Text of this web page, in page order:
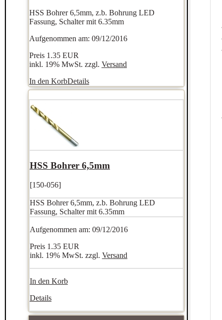
HSS Bohrer 6,5mm, z.b. Bohrung LED
Fassung, Schalter mit 6.35mm
Aufgenommen am: 09/12/2016
Preis 1.35 EUR
inkl. 19% MwSt. zzgl. Versand
In den KorbDetails
HSS Bohrer 6,5mm
[150-056]
HSS Bohrer 6,5mm, z.b. Bohrung LED
Fassung, Schalter mit 6.35mm
Aufgenommen am: 09/12/2016
Preis 1.35 EUR
inkl. 19% MwSt. zzgl. Versand
In den Korb
Details